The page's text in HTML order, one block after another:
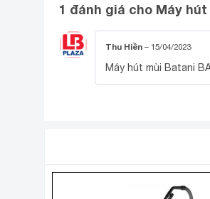
1 đánh giá cho Máy hút
Thu Hiền – 15/04/2023
Máy hút mùi Batani